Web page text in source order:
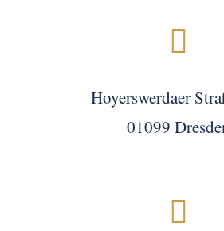

Hoyerswerdaer
01099
